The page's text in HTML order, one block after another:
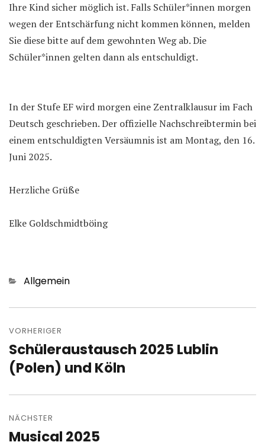
Ihre Kind sicher möglich ist. Falls Schüler*innen morgen
wegen der Entschärfung nicht kommen können, melden
Sie diese bitte auf dem gewohnten Weg ab. Die
Schüler*innen gelten dann als entschuldigt.
In der Stufe EF wird morgen eine Zentralklausur im Fach
Deutsch geschrieben. Der offizielle Nachschreibtermin bei
einem entschuldigten Versäumnis ist am Montag, den 16.
Juni 2025.
Herzliche Grüße
Elke Goldschmidtböing
Kategorien
Allgemein
VORHERIGER
Vorheriger
Beitrag:
Schüleraustausch 2025 Lublin
(Polen) und Köln
NÄCHSTER
Nächster
Musical 2025